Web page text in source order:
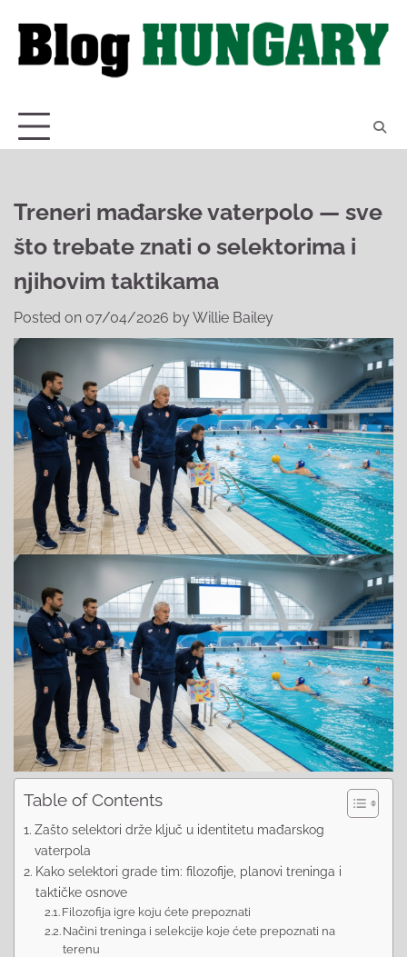
content
Treneri mađarske vaterpolo — sve
što trebate znati o selektorima i
njihovim taktikama
Posted on 07/04/2026 byWillie Bailey
Table of Contents
Zašto selektori drže ključ u identitetu mađarskog
vaterpola
Kako selektori grade tim: filozofije, planovi treninga i
taktičke osnove
Filozofija igre koju ćete prepoznati
Načini treninga i selekcije koje ćete prepoznati na
terenu